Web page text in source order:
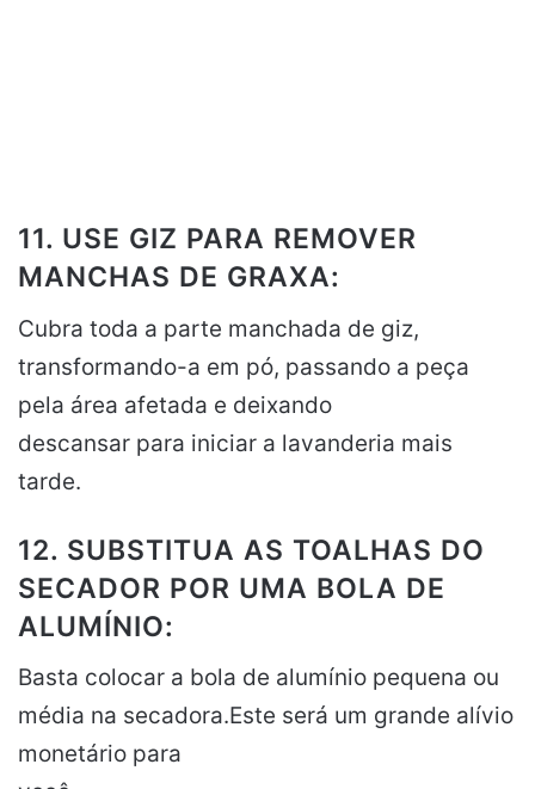
11. USE GIZ PARA REMOVER
MANCHAS DE GRAXA:
Cubra toda a parte manchada de giz,
transformando-a em pó, passando a peça
pela área afetada e deixando
descansar para iniciar a lavanderia mais
tarde.
12. SUBSTITUA AS TOALHAS DO
SECADOR POR UMA BOLA DE
ALUMÍNIO:
Basta colocar a bola de alumínio pequena ou
média na secadora.Este será um grande alívio
monetário para